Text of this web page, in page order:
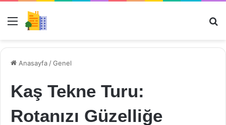
Menü
Anasayfa /Genel
Kaş Tekne Turu:
Rotanızı Güzelliğe